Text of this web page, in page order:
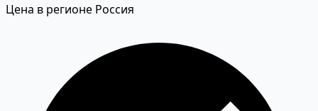
Цена в регионе Россия